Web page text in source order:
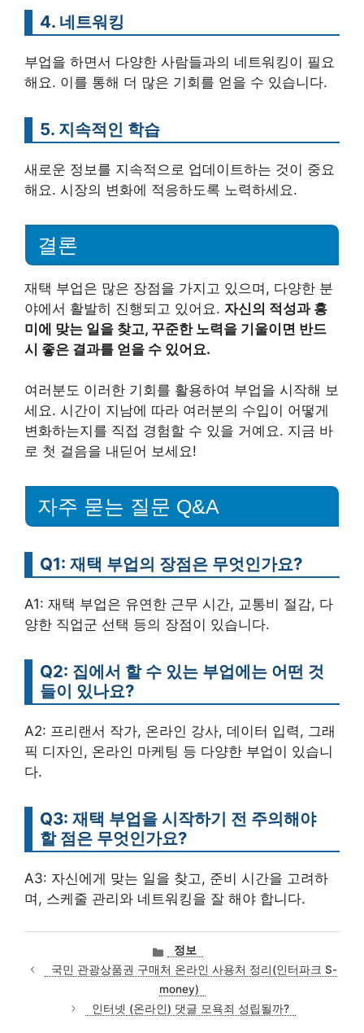
4. 네트워킹
부업을 하면서 다양한 사람들과의 네트워킹이 필요
해요. 이를 통해 더 많은 기회를 얻을 수 있습니다.
5. 지속적인 학습
새로운 정보를 지속적으로 업데이트하는 것이 중요
해요. 시장의 변화에 적응하도록 노력하세요.
결론
재택 부업은 많은 장점을 가지고 있으며, 다양한 분
야에서 활발히 진행되고 있어요. 자신의 적성과 흥
미에 맞는 일을 찾고, 꾸준한 노력을 기울이면 반드
시 좋은 결과를 얻을 수 있어요.
여러분도 이러한 기회를 활용하여 부업을 시작해 보
세요. 시간이 지남에 따라 여러분의 수입이 어떻게
변화하는지를 직접 경험할 수 있을 거예요. 지금 바
로 첫 걸음을 내딛어 보세요!
자주 묻는 질문 Q&A
Q1: 재택 부업의 장점은 무엇인가요?
A1: 재택 부업은 유연한 근무 시간, 교통비 절감, 다
양한 직업군 선택 등의 장점이 있습니다.
Q2: 집에서 할 수 있는 부업에는 어떤 것
들이 있나요?
A2: 프리랜서 작가, 온라인 강사, 데이터 입력, 그래
픽 디자인, 온라인 마케팅 등 다양한 부업이 있습니
다.
Q3: 재택 부업을 시작하기 전 주의해야
할 점은 무엇인가요?
A3: 자신에게 맞는 일을 찾고, 준비 시간을 고려하
며, 스케줄 관리와 네트워킹을 잘 해야 합니다.
카
테
고
리
정보
국민 관광상품권 구매처 온라인 사용처 정리(인터파크 S-
money)
인터넷 (온라인) 댓글 모욕죄 성립될까?